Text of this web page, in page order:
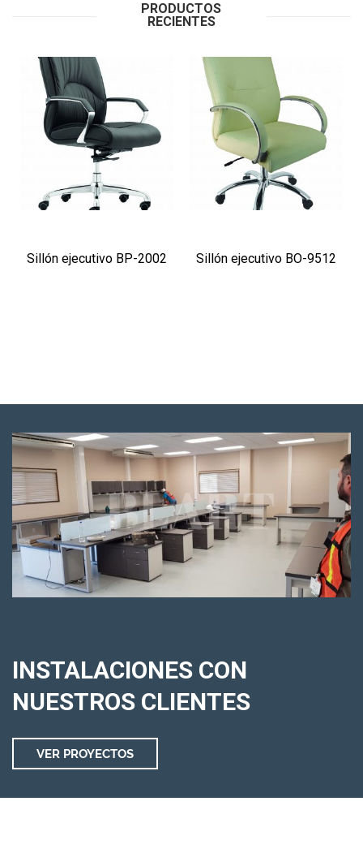
PRODUCTOS
RECIENTES
Sillón ejecutivo BP-2002 Sillón ejecutivo BO-9512
INSTALACIONES CON
NUESTROS CLIENTES
VER PROYECTOS